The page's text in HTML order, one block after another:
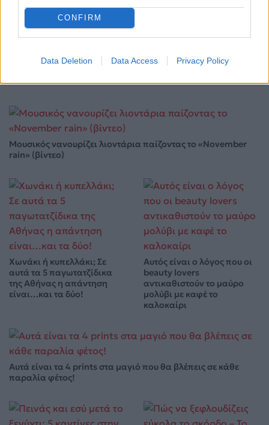
CONFIRM
Data Deletion Data Access Privacy Policy
Η αποκάλυψη του αιώνα στην Αμφίπολη: Ολόκληρος
12.05.2026
Μουσικός νανουρίζει λιοντάρια παίζοντας το «November
rain» (βίντεο)
Χωνάκι ή κυπελλάκι; Σε
αυτά τα 5 παγωτατζίδικα
της Αθήνας η απάντηση
είναι…και τα δύο!
Αυτός είναι ο λόγος που οι
beauty lovers
αντικαθιστούν το μαύρο
μολύβι με καφέ το
καλοκαίρι
Αυτά είναι τα 4 prints στα μαγιό που θα βλέπεις σε κάθε
παραλία φέτος!